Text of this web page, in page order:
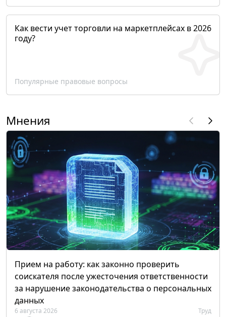
Как вести учет торговли на маркетплейсах в 2026
году?
Популярные правовые вопросы
Мнения
Прием на работу: как законно проверить
соискателя после ужесточения ответственности
за нарушение законодательства о персональных
данных
6 августа 2026 Труд